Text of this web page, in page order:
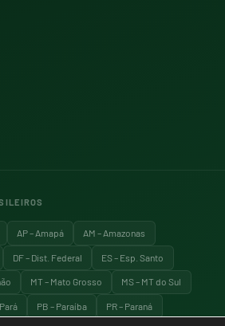
AP – Amapá AM – Amazonas
DF – Dist. Federal ES – Esp. Santo
MT – Mato Grosso MS – MT do Sul
PB – Paraíba PR – Paraná